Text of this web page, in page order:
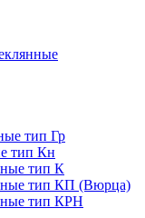
тип Гр
тип Кн
тип К
тип КП (Вюрца)
тип КРН